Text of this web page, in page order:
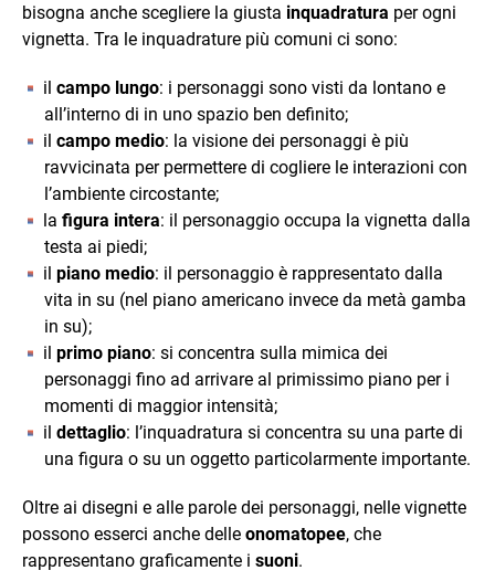
bisogna anche scegliere la giusta inquadratura per ogni
vignetta. Tra le inquadrature più comuni ci sono:
il campo lungo: i personaggi sono visti da lontano e
all’interno di in uno spazio ben definito;
il campo medio: la visione dei personaggi è più
ravvicinata per permettere di cogliere le interazioni con
l’ambiente circostante;
la figura intera: il personaggio occupa la vignetta dalla
testa ai piedi;
il piano medio: il personaggio è rappresentato dalla
vita in su (nel piano americano invece da metà gamba
in su);
il primo piano: si concentra sulla mimica dei
personaggi fino ad arrivare al primissimo piano per i
momenti di maggior intensità;
il dettaglio: l’inquadratura si concentra su una parte di
una figura o su un oggetto particolarmente importante.
Oltre ai disegni e alle parole dei personaggi, nelle vignette
possono esserci anche delle onomatopee, che
rappresentano graficamente i suoni.